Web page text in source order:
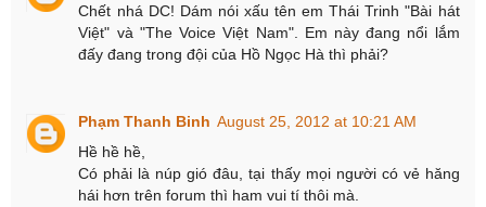
Chết nhá DC! Dám nói xấu tên em Thái Trinh "Bài hát
Việt" và "The Voice Việt Nam". Em này đang nổi lắm
đấy đang trong đội của Hồ Ngọc Hà thì phải?
Phạm Thanh Binh August 25, 2012 at 10:21 AM
Hề hề hề,
Có phải là núp gió đâu, tại thấy mọi người có vẻ hăng
hái hơn trên forum thì ham vui tí thôi mà.